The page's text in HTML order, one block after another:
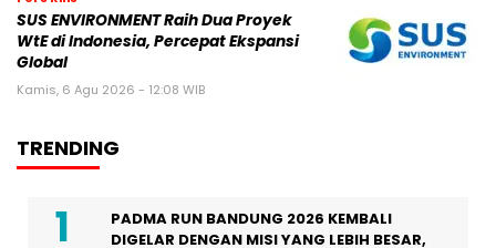
SUS ENVIRONMENT Raih Dua Proyek
WtE di Indonesia, Percepat Ekspansi
Global
Kamis, 6 Agu 2026 - 12:08 WIB
TRENDING
PADMA RUN BANDUNG 2026 KEMBALI
DIGELAR DENGAN MISI YANG LEBIH BESAR,